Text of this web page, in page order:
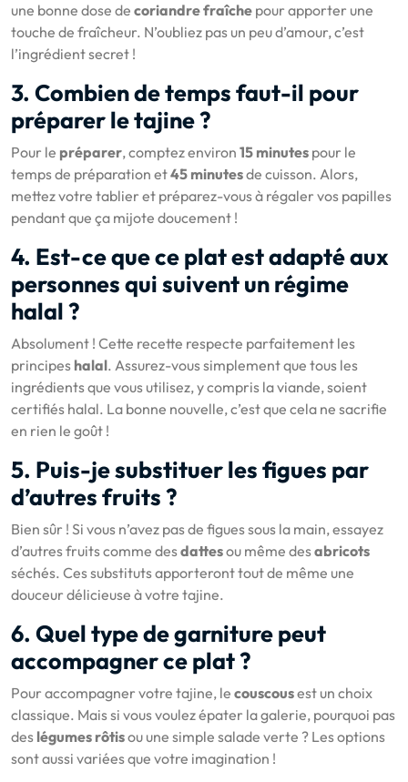
une bonne dose de coriandre fraîche pour apporter une
touche de fraîcheur. N’oubliez pas un peu d’amour, c’est
l’ingrédient secret !
3. Combien de temps faut-il pour
préparer le tajine ?
Pour le préparer, comptez environ 15 minutes pour le
temps de préparation et45 minutesde cuisson. Alors,
mettez votre tablier et préparez-vous à régaler vos papilles
pendant que ça mijote doucement !
4. Est-ce que ce plat est adapté aux
personnes qui suivent un régime
halal ?
Absolument ! Cette recette respecte parfaitement les
principes halal. Assurez-vous simplement que tous les
ingrédients que vous utilisez, y compris la viande, soient
certifiés halal. La bonne nouvelle, c’est que cela ne sacrifie
en rien le goût !
5. Puis-je substituer les figues par
d’autres fruits ?
Bien sûr ! Si vous n’avez pas de figues sous la main, essayez
d’autres fruits comme desdattesou même desabricots
séchés. Ces substituts apporteront tout de même une
douceur délicieuse à votre tajine.
6. Quel type de garniture peut
accompagner ce plat ?
Pour accompagner votre tajine, le couscousest un choix
classique. Mais si vous voulez épater la galerie, pourquoi pas
des légumes rôtisou une simple salade verte ? Les options
sont aussi variées que votre imagination !